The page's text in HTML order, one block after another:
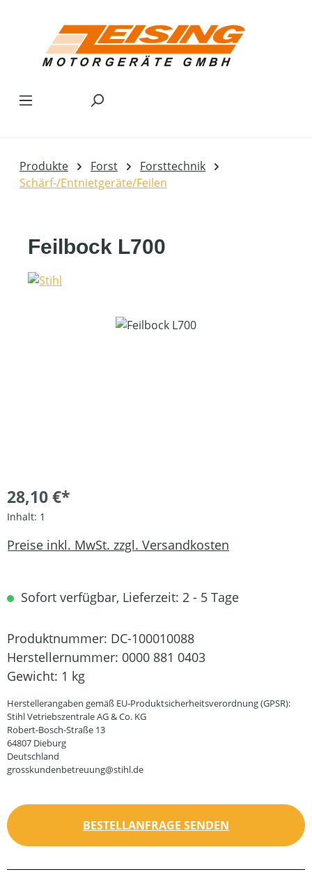
Produkte Forst
Forsttechnik
Schärf-/Entnietgeräte/Feilen
Feilbock L700
Bildergalerie überspringen
28,10 €*
Inhalt: 1
Preise inkl. MwSt. zzgl. Versandkosten
Sofort verfügbar, Lieferzeit: 2 - 5 Tage
Produktnummer: DC-100010088
Herstellernummer: 0000 881 0403
Gewicht: 1 kg
Herstellerangaben gemäß EU-Produktsicherheitsverordnung (GPSR):
Stihl Vetriebszentrale AG & Co. KG
Robert-Bosch-Straße 13
64807 Dieburg
Deutschland
grosskundenbetreuung@stihl.de
BESTELLANFRAGE SENDEN